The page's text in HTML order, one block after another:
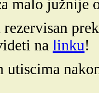
malo južnije
rezervisan
na linku!
utiscima